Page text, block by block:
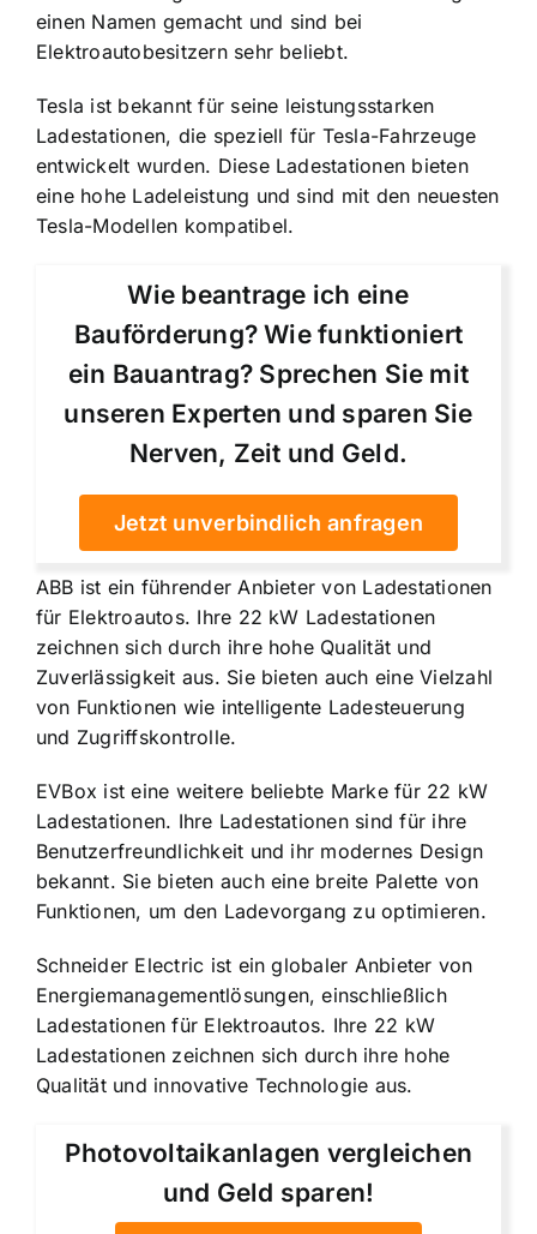
einen Namen gemacht und sind bei
Elektroautobesitzern sehr beliebt.
Tesla ist bekannt für seine leistungsstarken
Ladestationen, die speziell für Tesla-Fahrzeuge
entwickelt wurden. Diese Ladestationen bieten
eine hohe Ladeleistung und sind mit den neuesten
Tesla-Modellen kompatibel.
Wie beantrage ich eine
Bauförderung? Wie funktioniert
ein Bauantrag? Sprechen Sie mit
unseren Experten und sparen Sie
Nerven, Zeit und Geld.
Jetzt unverbindlich anfragen
ABB ist ein führender Anbieter von Ladestationen
für Elektroautos. Ihre 22 kW Ladestationen
zeichnen sich durch ihre hohe Qualität und
Zuverlässigkeit aus. Sie bieten auch eine Vielzahl
von Funktionen wie intelligente Ladesteuerung
und Zugriffskontrolle.
EVBox ist eine weitere beliebte Marke für 22 kW
Ladestationen. Ihre Ladestationen sind für ihre
Benutzerfreundlichkeit und ihr modernes Design
bekannt. Sie bieten auch eine breite Palette von
Funktionen, um den Ladevorgang zu optimieren.
Schneider Electric ist ein globaler Anbieter von
Energiemanagementlösungen, einschließlich
Ladestationen für Elektroautos. Ihre 22 kW
Ladestationen zeichnen sich durch ihre hohe
Qualität und innovative Technologie aus.
Photovoltaikanlagen vergleichen
und Geld sparen!